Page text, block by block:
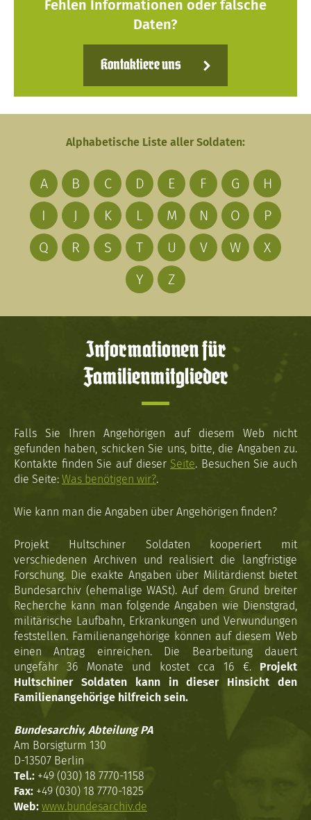
Fehlen Informationen oder falsche
Daten?
Kontaktiere uns
Alphabetische Liste aller Soldaten:
A B C D E F G
H
I
J K L M N O
P
Q
R S T U V W
X
Y
Z
Informationen für
Familienmitglieder
Falls Sie Ihren Angehörigen auf diesem Web nicht
gefunden haben, schicken Sie uns, bitte, die Angaben zu.
Kontakte finden Sie auf dieser Seite. Besuchen Sie auch
die Seite: Was benötigen wir?.
Wie kann man die Angaben über Angehörigen finden?
Projekt Hultschiner Soldaten kooperiert mit
verschiedenen Archiven und realisiert die langfristige
Forschung. Die exakte Angaben über Militärdienst bietet
Bundesarchiv (ehemalige WASt). Auf dem Grund breiter
Recherche kann man folgende Angaben wie Dienstgrad,
militärische Laufbahn, Erkrankungen und Verwundungen
feststellen. Familienangehörige können auf diesem Web
einen Antrag einreichen. Die Bearbeitung dauert
ungefähr 36 Monate und kostet cca 16 €. Projekt
Hultschiner Soldaten kann in dieser Hinsicht den
Familienangehörige hilfreich sein.
Bundesarchiv, Abteilung PA
Am Borsigturm 130
D-13507 Berlin
Tel.: +49 (030) 18 7770-1158
Fax: +49 (030) 18 7770-1825
Web: www.bundesarchiv.de